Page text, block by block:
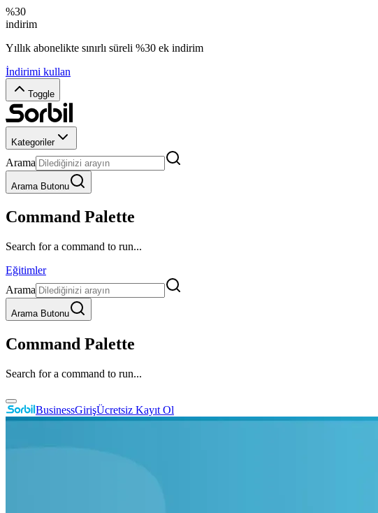
%30
indirim
Yıllık abonelikte sınırlı süreli %30 ek indirim
İndirimi kullan
Toggle
Kategoriler
Arama
Arama Butonu
Command Palette
Search for a command to run...
Eğitimler
Arama
Arama Butonu
Command Palette
Search for a command to run...
BusinessGirişÜcretsiz Kayıt Ol